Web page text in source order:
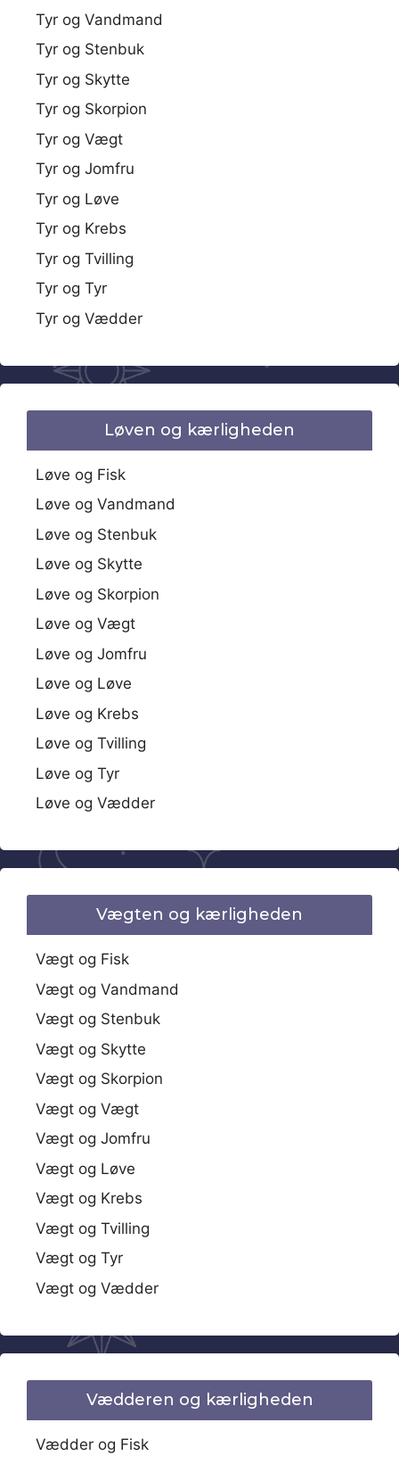
Tyr og Vandmand
Tyr og Stenbuk
Tyr og Skytte
Tyr og Skorpion
Tyr og Vægt
Tyr og Jomfru
Tyr og Løve
Tyr og Krebs
Tyr og Tvilling
Tyr og Tyr
Tyr og Vædder
Løven og kærligheden
Løve og Fisk
Løve og Vandmand
Løve og Stenbuk
Løve og Skytte
Løve og Skorpion
Løve og Vægt
Løve og Jomfru
Løve og Løve
Løve og Krebs
Løve og Tvilling
Løve og Tyr
Løve og Vædder
Vægten og kærligheden
Vægt og Fisk
Vægt og Vandmand
Vægt og Stenbuk
Vægt og Skytte
Vægt og Skorpion
Vægt og Vægt
Vægt og Jomfru
Vægt og Løve
Vægt og Krebs
Vægt og Tvilling
Vægt og Tyr
Vægt og Vædder
Vædderen og kærligheden
Vædder og Fisk